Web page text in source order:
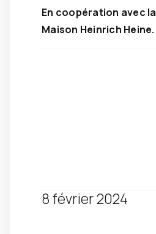
En coopération avec la
Maison Heinrich Heine.
8 février 2024